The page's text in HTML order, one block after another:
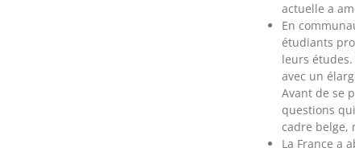
actuelle a
En
étudiants
leurs
avec un
Avant de se
questions
cadre belge,
La France a